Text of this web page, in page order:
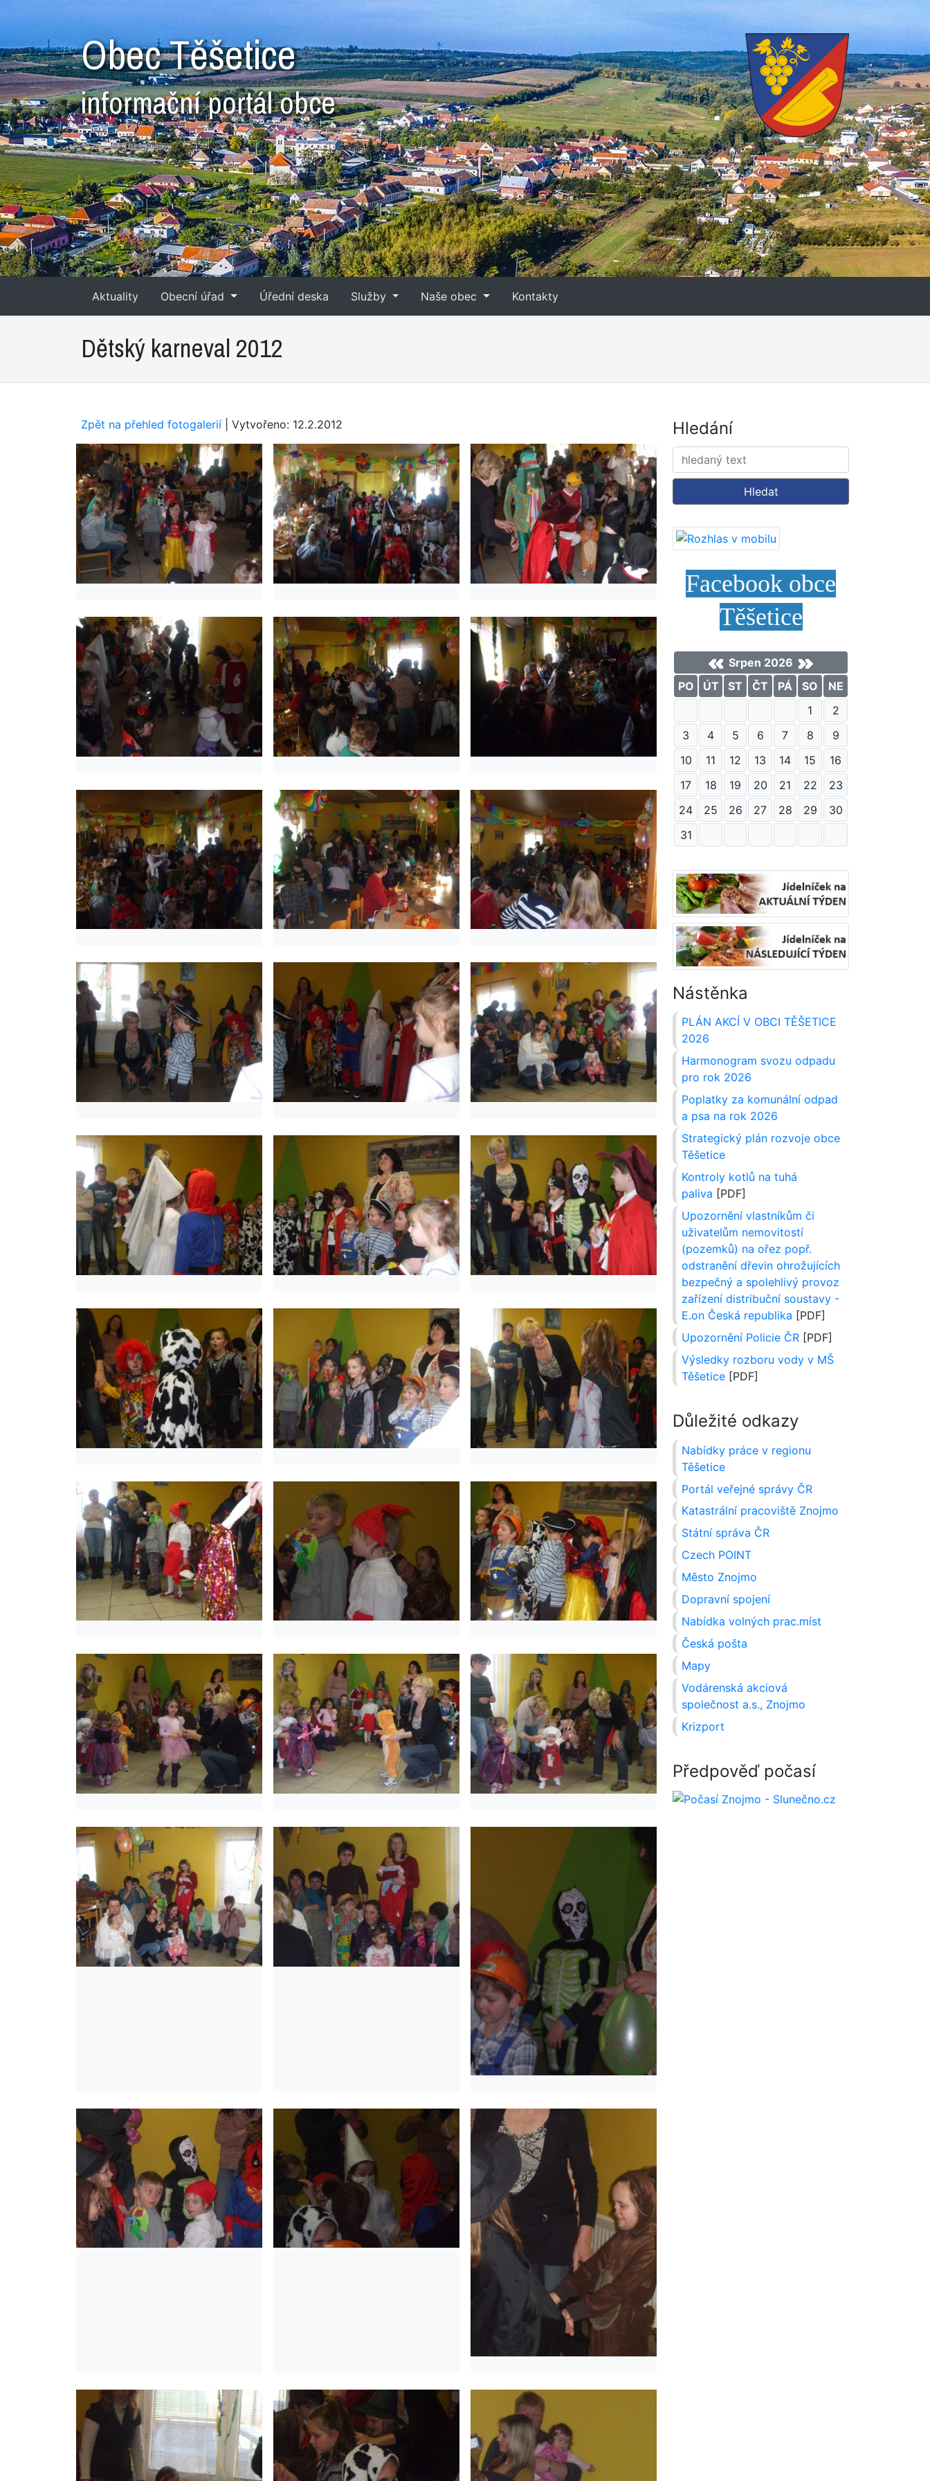
Obec Těšetice
informační portál obce
Aktuality Obecní úřad Úřední deska Služby Naše obec Kontakty
Dětský karneval 2012
Zpět na přehled fotogalerií | Vytvořeno: 12.2.2012 Hledání
Hledat
Facebook obce
Těšetice
Srpen 2026
PO
ÚT ST ČT PÁ SO
NE
1
2
3
4 5 6 7 8
9
10
11 12 13 14 15
16
17
18 19 20 21 22
23
24
25 26 27 28 29
30
31
Nástěnka
PLÁN AKCÍ V OBCI TĚŠETICE
2026
Harmonogram svozu odpadu
pro rok 2026
Poplatky za komunální odpad
a psa na rok 2026
Strategický plán rozvoje obce
Těšetice
Kontroly kotlů na tuhá
paliva [PDF]
Upozornění vlastníkům či
uživatelům nemovitostí
(pozemků) na ořez popř.
odstranění dřevin ohrožujících
bezpečný a spolehlivý provoz
zařízení distribuční soustavy -
E.on Česká republika [PDF]
Upozornění Policie ČR[PDF]
Výsledky rozboru vody v MŠ
Těšetice[PDF]
Důležité odkazy
Nabídky práce v regionu
Těšetice
Portál veřejné správy ČR
Katastrální pracoviště Znojmo
Státní správa ČR
Czech POINT
Město Znojmo
Dopravní spojení
Nabídka volných prac.míst
Česká pošta
Mapy
Vodárenská akciová
společnost a.s., Znojmo
Krizport
Předpověď počasí